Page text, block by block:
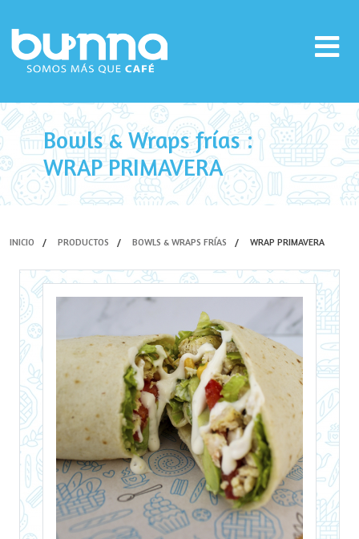
Bowls & Wraps frías :
WRAP PRIMAVERA
INICIO PRODUCTOS BOWLS & WRAPS FRÍAS WRAP PRIMAVERA